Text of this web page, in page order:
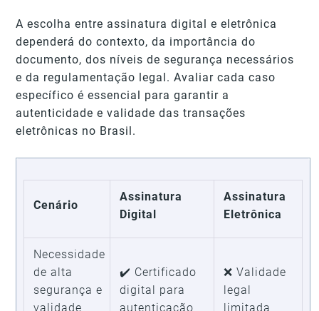
A escolha entre assinatura digital e eletrônica
dependerá do contexto, da importância do
documento, dos níveis de segurança necessários
e da regulamentação legal. Avaliar cada caso
específico é essencial para garantir a
autenticidade e validade das transações
eletrônicas no Brasil.
Cenário
Assinatura
Digital
Assinatura
Eletrônica
Necessidade
de alta
segurança e
validade
✔️ Certificado
digital para
autenticação
❌ Validade
legal
limitada